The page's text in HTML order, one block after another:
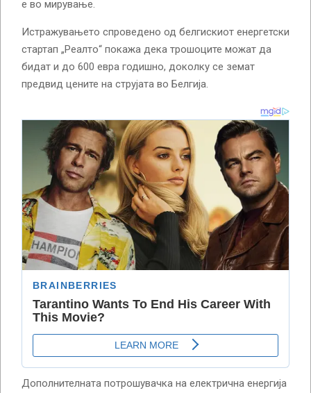
е во мирување.
Истражувањето спроведено од белгискиот енергетски
стартап „Реалто“ покажа дека трошоците можат да
бидат и до 600 евра годишно, доколку се земат
предвид цените на струјата во Белгија.
Дополнителната потрошувачка на електрична енергија